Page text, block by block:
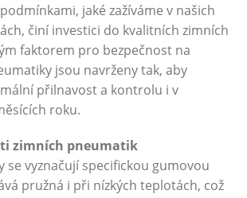
jaké zažíváme v našich
činí investici do kvalitních zimních
faktorem ⁣pro bezpečnost‌ na⁣
jsou ​navrženy tak, aby
přilnavost⁣ a kontrolu i v
roku.
zimních pneumatik
se vyznačují specifickou gumovou​
pružná i při nízkých ⁣teplotách, což